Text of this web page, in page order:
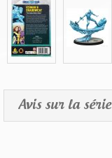
Avis sur la série